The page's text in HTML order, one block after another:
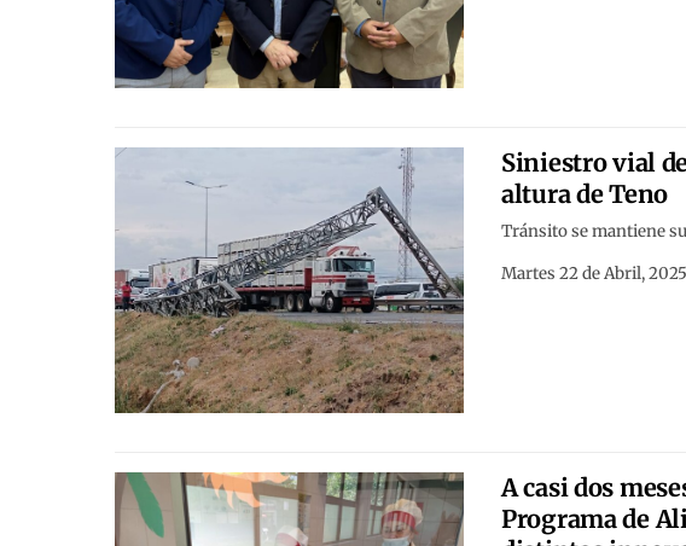
Siniestro vial
altura de Teno
Tránsito se mantiene
Martes 22 de Abril,
A casi dos
Programa de